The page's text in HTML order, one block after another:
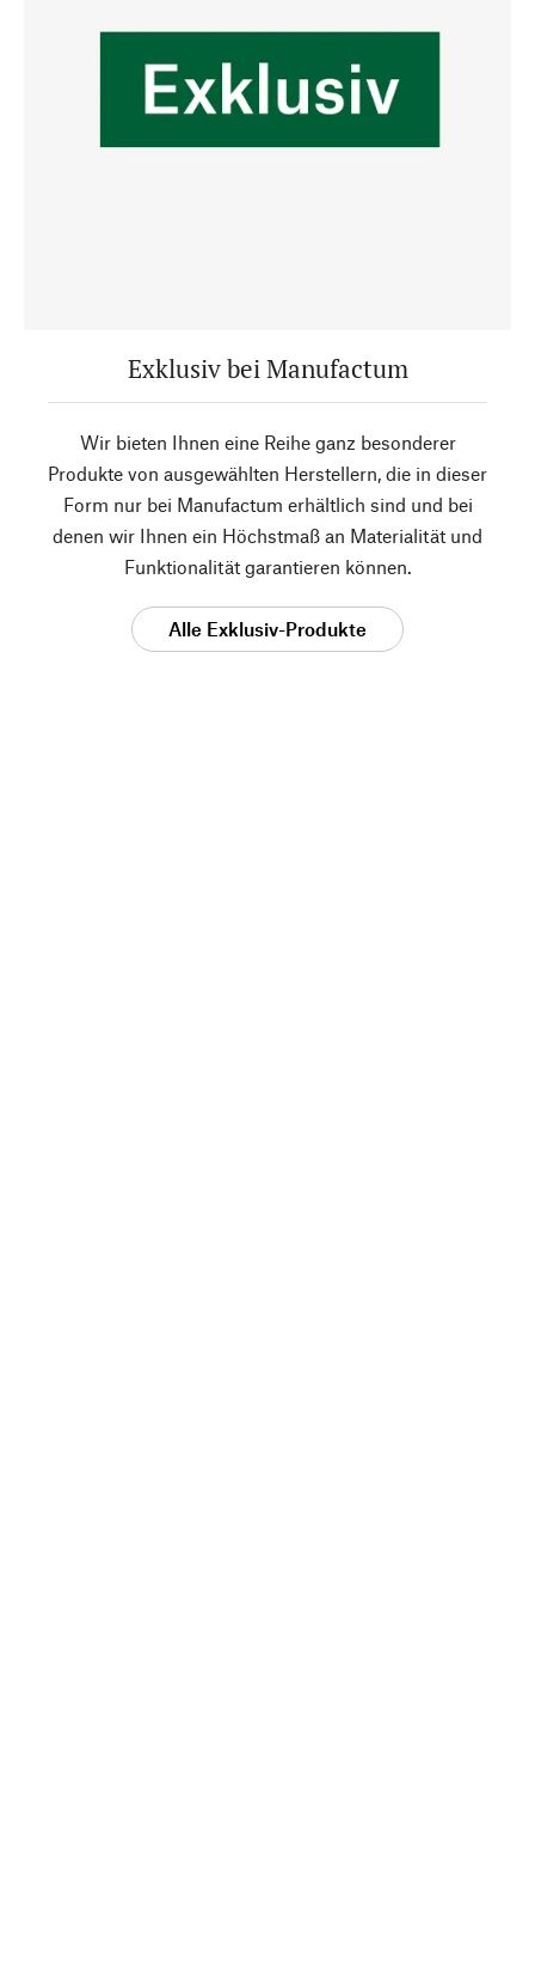
Exklusiv bei Manufactum
Wir bieten Ihnen eine Reihe ganz besonderer
Produkte von ausgewählten Herstellern, die in dieser
Form nur bei Manufactum erhältlich sind und bei
denen wir Ihnen ein Höchstmaß an Materialität und
Funktionalität garantieren können.
Alle Exklusiv-Produkte